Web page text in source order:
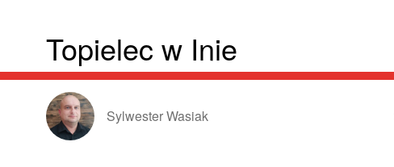
Topielec w Inie
Sylwester Wasiak